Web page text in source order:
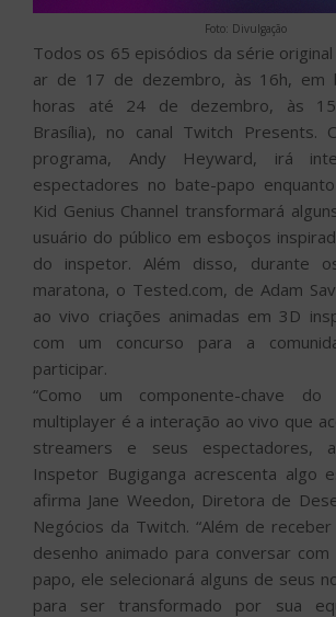
Foto: Divulgação
Todos os 65 episódios da série
ar de 17 de dezembro, às 16h, em
horas até 24 de dezembro, às
Brasília), no canal Twitch Presents.
programa, Andy Heyward, irá
espectadores no bate-papo
Kid Genius Channel transformará
usuário do público em esboços
do inspetor. Além disso, durante
maratona, o Tested.com, de Adam
ao vivo criações animadas em 3D
com um concurso para a
participar.
“Como um componente-chave do
multiplayer é a interação ao vivo que
streamers e seus espectadores,
Inspetor Bugiganga acrescenta algo
afirma Jane Weedon, Diretora de
Negócios da Twitch. “Além de
desenho animado para conversar
papo, ele selecionará alguns de seus
para ser transformado por sua